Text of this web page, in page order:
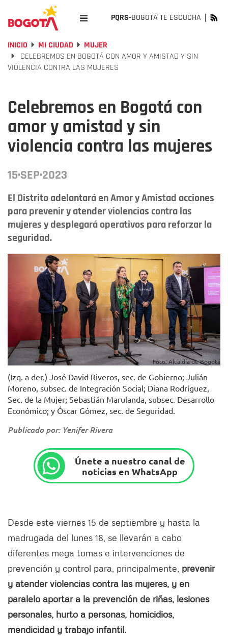
PQRS-BOGOTÁ TE ESCUCHA
INICIO MI CIUDAD
MUJER
CELEBREMOS EN BOGOTÁ CON AMOR Y AMISTAD Y SIN
VIOLENCIA CONTRA LAS MUJERES
Celebremos en Bogotá con
amor y amistad y sin
violencia contra las mujeres
15·SEP·2023
El Distrito adelantará en Amor y Amistad acciones
para prevenir y atender violencias contra las
mujeres y desplegará operativos para reforzar la
seguridad.
Foto: Alcaldía de Bogotá
(Izq. a der.) José David Riveros, sec. de Gobierno; Julián
Moreno, subsec. de Integración Social; Diana Rodríguez,
Sec. de la Mujer; Sebastián Marulanda, subsec. Desarrollo
Económico; y Óscar Gómez, sec. de Seguridad.
Publicado por: Yenifer Rivera
Únete a nuestro canal de
noticias en WhatsApp
Desde este viernes 15 de septiembre y hasta la
madrugada del lunes 18, se llevarán a cabo
diferentes mega tomas e intervenciones de
prevención y control para, principalmente, prevenir
y atender violencias contra las mujeres, y en
paralelo aportar a la prevención de riñas, lesiones
personales, hurto a personas, homicidios,
mendicidad y trabajo infantil.